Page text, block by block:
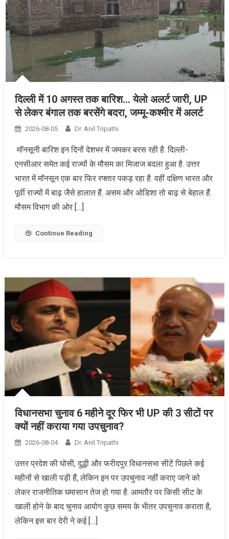
दिल्ली में 10 अगस्त तक बारिश… येलो अलर्ट जारी, UP
से लेकर बंगाल तक बरसेंगे बदरा, जम्मू-कश्मीर में अलर्ट
2026-08-05 Dr. Anil Tripathi
मॉनसूनी बारिश इन दिनों देशभर में जमकर बरस रही है. दिल्ली-
एनसीआर समेत कई राज्यों के मौसम का मिजाज बदला हुआ है. उत्तर
भारत में मॉनसून एक बार फिर रफ्तार पकड़ रहा है. वहीं दक्षिण भारत और
पूर्वी राज्यों में बाढ़ जैसे हालात हैं. असम और ओडिशा तो बाढ़ से बेहाल हैं.
मौसम विभाग की ओर […]
Continue Reading
विधानसभा चुनाव 6 महीने दूर फिर भी UP की 3 सीटों पर
क्यों नहीं कराया गया उपचुनाव?
2026-08-04 Dr. Anil Tripathi
उत्तर प्रदेश की घोसी, दुद्धी और फरीदपुर विधानसभा सीटें पिछले कई
महीनों से खाली पड़ी हैं, लेकिन इन पर उपचुनाव नहीं कराए जाने को
लेकर राजनीतिक घमासान तेज हो गया है. आमतौर पर किसी सीट के
खाली होने के बाद चुनाव आयोग कुछ समय के भीतर उपचुनाव कराता है,
लेकिन इस बार देरी ने कई […]